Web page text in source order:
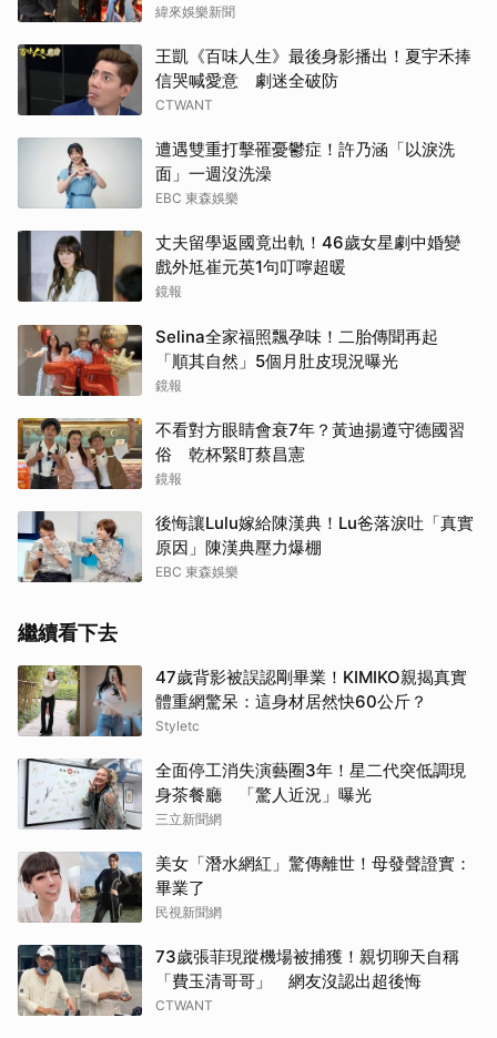
搶
緯來娛樂新聞
王凱《百味人生》最後身影播出！夏宇禾捧
信哭喊愛意 劇迷全破防
CTWANT
遭遇雙重打擊罹憂鬱症！許乃涵「以淚洗
面」一週沒洗澡
EBC 東森娛樂
丈夫留學返國竟出軌！46歲女星劇中婚變
戲外尪崔元英1句叮嚀超暖
鏡報
Selina全家福照飄孕味！二胎傳聞再起
「順其自然」5個月肚皮現況曝光
鏡報
不看對方眼睛會衰7年？黃迪揚遵守德國習
俗 乾杯緊盯蔡昌憲
鏡報
後悔讓Lulu嫁給陳漢典！Lu爸落淚吐「真實
原因」陳漢典壓力爆棚
EBC 東森娛樂
繼續看下去
47歲背影被誤認剛畢業！KIMIKO親揭真實
體重網驚呆：這身材居然快60公斤？
Styletc
全面停工消失演藝圈3年！星二代突低調現
身茶餐廳 「驚人近況」曝光
三立新聞網
美女「潛水網紅」驚傳離世！母發聲證實：
畢業了
民視新聞網
73歲張菲現蹤機場被捕獲！親切聊天自稱
「費玉清哥哥」 網友沒認出超後悔
CTWANT